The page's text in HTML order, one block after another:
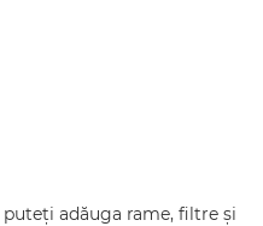
puteţi adăuga rame, filtre şi